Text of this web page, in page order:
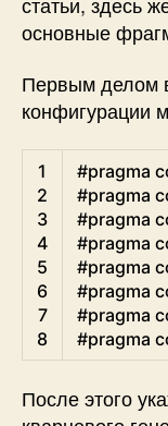
основные
Первым делом
конфигурации
1
2
3
4
5
6
7
8
#pragma
#pragma
#pragma
#pragma
#pragma
#pragma
#pragma
#pragma
После этого